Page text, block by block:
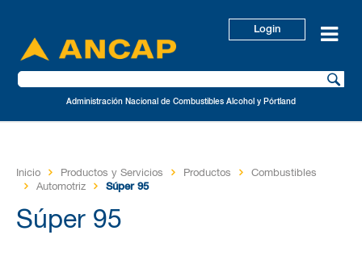
Administración Nacional de Combustibles Alcohol y Pórtland
Login
Inicio Productos y Servicios Productos
Combustibles
Automotriz
Súper 95
Súper 95